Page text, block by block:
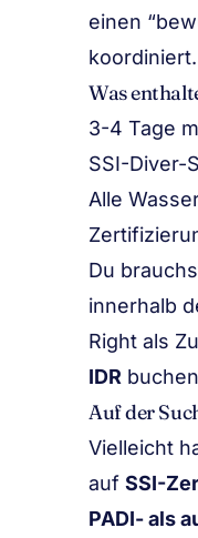
einen
koordiniert.
Was
3-4 Tage
SSI-Diver-
Alle
Du
innerhalb
Right als
IDR
Auf der
Vielleicht
auf SSI-
PADI- als